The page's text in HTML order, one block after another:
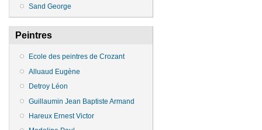
Sand George
Peintres
Ecole des peintres de Crozant
Alluaud Eugène
Detroy Léon
Guillaumin Jean Baptiste Armand
Hareux Ernest Victor